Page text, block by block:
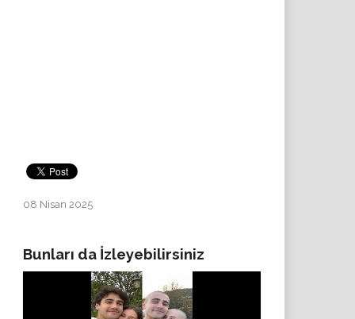
08 Nisan 2025
Bunları da İzleyebilirsiniz